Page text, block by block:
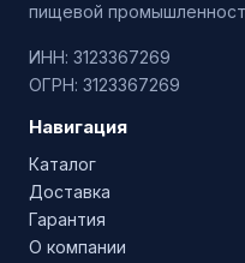
пищевой
ИНН: 3123367269
ОГРН: 3123367269
Навигация
Каталог
Доставка
Гарантия
О компании